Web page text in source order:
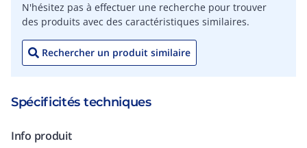
N'hésitez pas à effectuer une recherche pour trouver
des produits avec des caractéristiques similaires.
Rechercher un produit similaire
Spécificités techniques
Info produit